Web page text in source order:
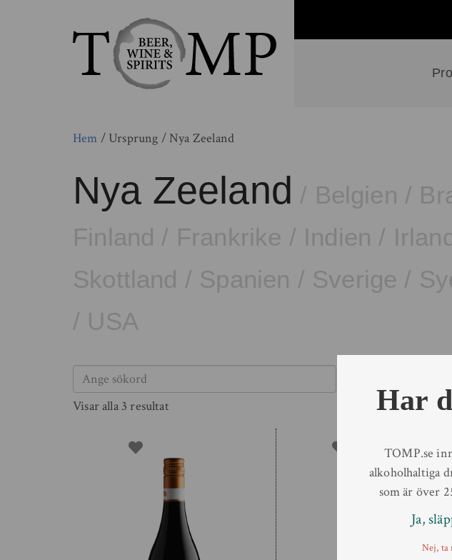
Hem / Ursprung / Nya Zeeland
Nya Zeeland / Belgien /
Finland / Frankrike / Indien /
Skottland / Spanien / Sverige /
/ USA
Visar alla 3 resultat
Har
TOMP.se
alkoholhaltiga
som är över
Ja,
Nej, ta